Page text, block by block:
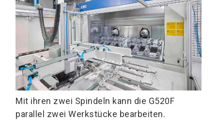
Mit ihren zwei Spindeln kann die G520F
parallel zwei Werkstücke bearbeiten.